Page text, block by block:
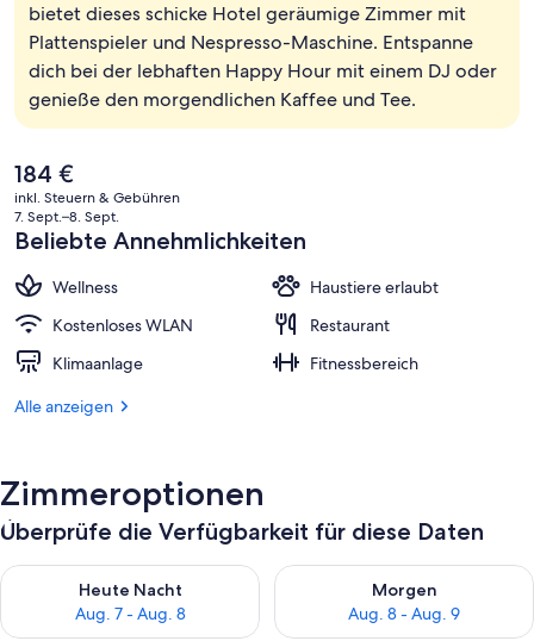
Außenbereich
bietet dieses schicke Hotel geräumige Zimmer mit
Plattenspieler und Nespresso-Maschine. Entspanne
dich bei der lebhaften Happy Hour mit einem DJ oder
genieße den morgendlichen Kaffee und Tee.
Der
aktuelle
Preis
beträgt
184 €.
184 €
inkl. Steuern & Gebühren
7. Sept.–8. Sept.
Beliebte Annehmlichkeiten
Wellness
Haustiere erlaubt
Kostenloses WLAN
Restaurant
Klimaanlage
Fitnessbereich
Alle anzeigen
Zimmeroptionen
Überprüfe die Verfügbarkeit für diese Daten
Heute Nacht
Aug. 7 - Aug. 8
Überprüfe die Verfügbarkeit für heute Nacht, Aug. 7 - Aug. 8.
Morgen
Aug. 8 - Aug. 9
Überprüfe die Verfügbarkeit